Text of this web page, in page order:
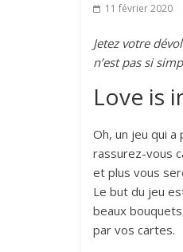
11 février 2020
Jetez votre
n’est pas si
Love is
Oh, un jeu qui
rassurez-vous
et plus vous
Le but du jeu
beaux
par vos cartes.